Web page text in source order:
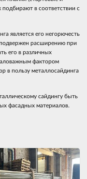
в соответствии с
является его негорючесть
расширению при
его в различных
фактором
в пользу металлосайдинга
сайдингу быть
фасадных материалов.